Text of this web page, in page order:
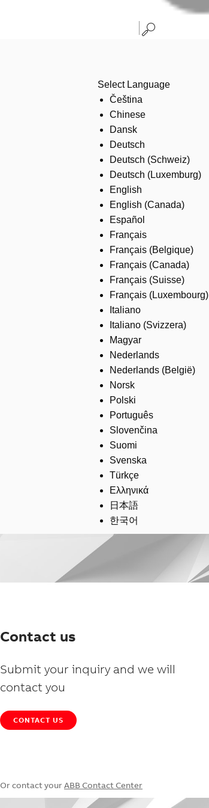
Select Language
Čeština
Chinese
Dansk
Deutsch
Deutsch (Schweiz)
Deutsch (Luxemburg)
English
English (Canada)
Español
Français
Français (Belgique)
Français (Canada)
Français (Suisse)
Français (Luxembourg)
Italiano
Italiano (Svizzera)
Magyar
Nederlands
Nederlands (België)
Norsk
Polski
Português
Slovenčina
Suomi
Svenska
Türkçe
Ελληνικά
日本語
한국어
Contact us
Submit your inquiry and we will
contact you
CONTACT US
Or contact your ABB Contact Center